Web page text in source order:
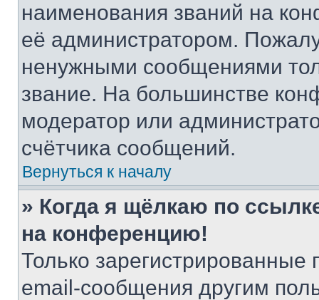
наименования званий на
её администратором.
ненужными сообщениями
звание. На большинстве
модератор или
счётчика сообщений.
Вернуться к началу
» Когда я щёлкаю по
на конференцию!
Только зарегистрированные
email-сообщения другим